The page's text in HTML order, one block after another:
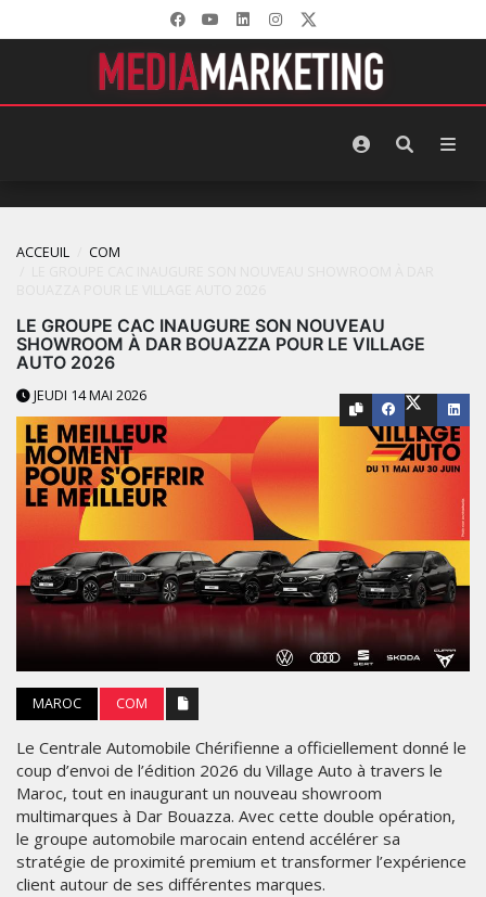
ACCEUIL
COM
LE GROUPE CAC INAUGURE SON NOUVEAU
SHOWROOM À DAR BOUAZZA POUR LE VILLAGE
AUTO 2026
JEUDI 14 MAI 2026
MAROC COM
Le Centrale Automobile Chérifienne a officiellement donné le
coup d’envoi de l’édition 2026 du Village Auto à travers le
Maroc, tout en inaugurant un nouveau showroom
multimarques à Dar Bouazza. Avec cette double opération,
le groupe automobile marocain entend accélérer sa
stratégie de proximité premium et transformer l’expérience
client autour de ses différentes marques.